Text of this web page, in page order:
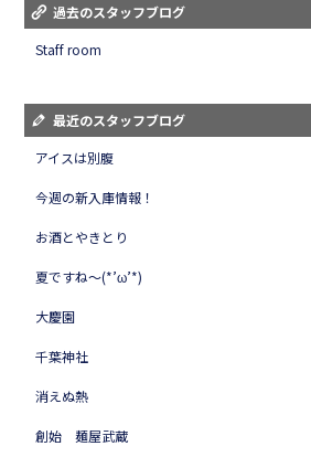
過去のスタッフブログ
Staff room
最近のスタッフブログ
アイスは別腹
今週の新入庫情報！
お酒とやきとり
夏ですね～(*’ω’*)
大慶園
千葉神社
消えぬ熱
創始 麺屋武蔵